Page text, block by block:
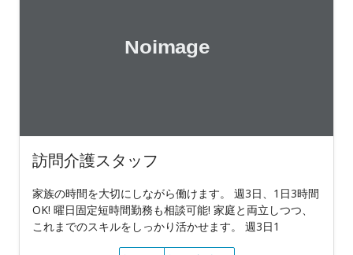
訪問介護スタッフ
家族の時間を大切にしながら働けます。 週3日、1日3時間
OK! 曜日固定短時間勤務も相談可能! 家庭と両立しつつ、
これまでのスキルをしっかり活かせます。 週3日1